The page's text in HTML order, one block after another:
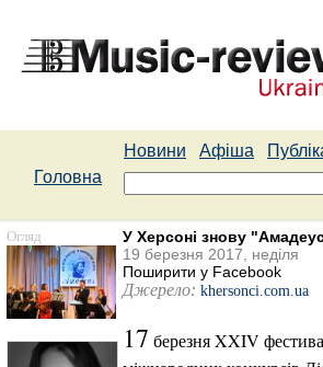
Новини Афіша
Головна
Огляд
У Херсоні знову
19 березня 2017, неділя
Поширити у Facebook
Джерело: khersonci.com.ua
17 березня XXIV